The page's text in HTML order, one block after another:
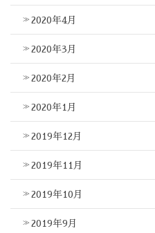
2020年4月
2020年3月
2020年2月
2020年1月
2019年12月
2019年11月
2019年10月
2019年9月